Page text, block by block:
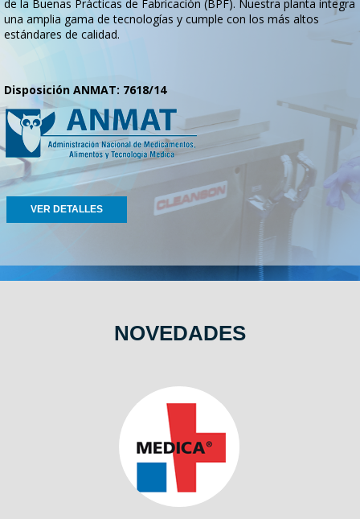
de la Buenas Prácticas de Fabricación (BPF). Nuestra planta integra
una amplia gama de tecnologías y cumple con los más altos
estándares de calidad.
Disposición ANMAT: 7618/14
VER DETALLES
NOVEDADES